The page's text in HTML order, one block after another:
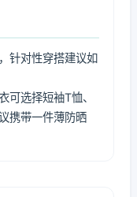
针对性穿搭建议如
可选择短袖T恤、
携带一件薄防晒